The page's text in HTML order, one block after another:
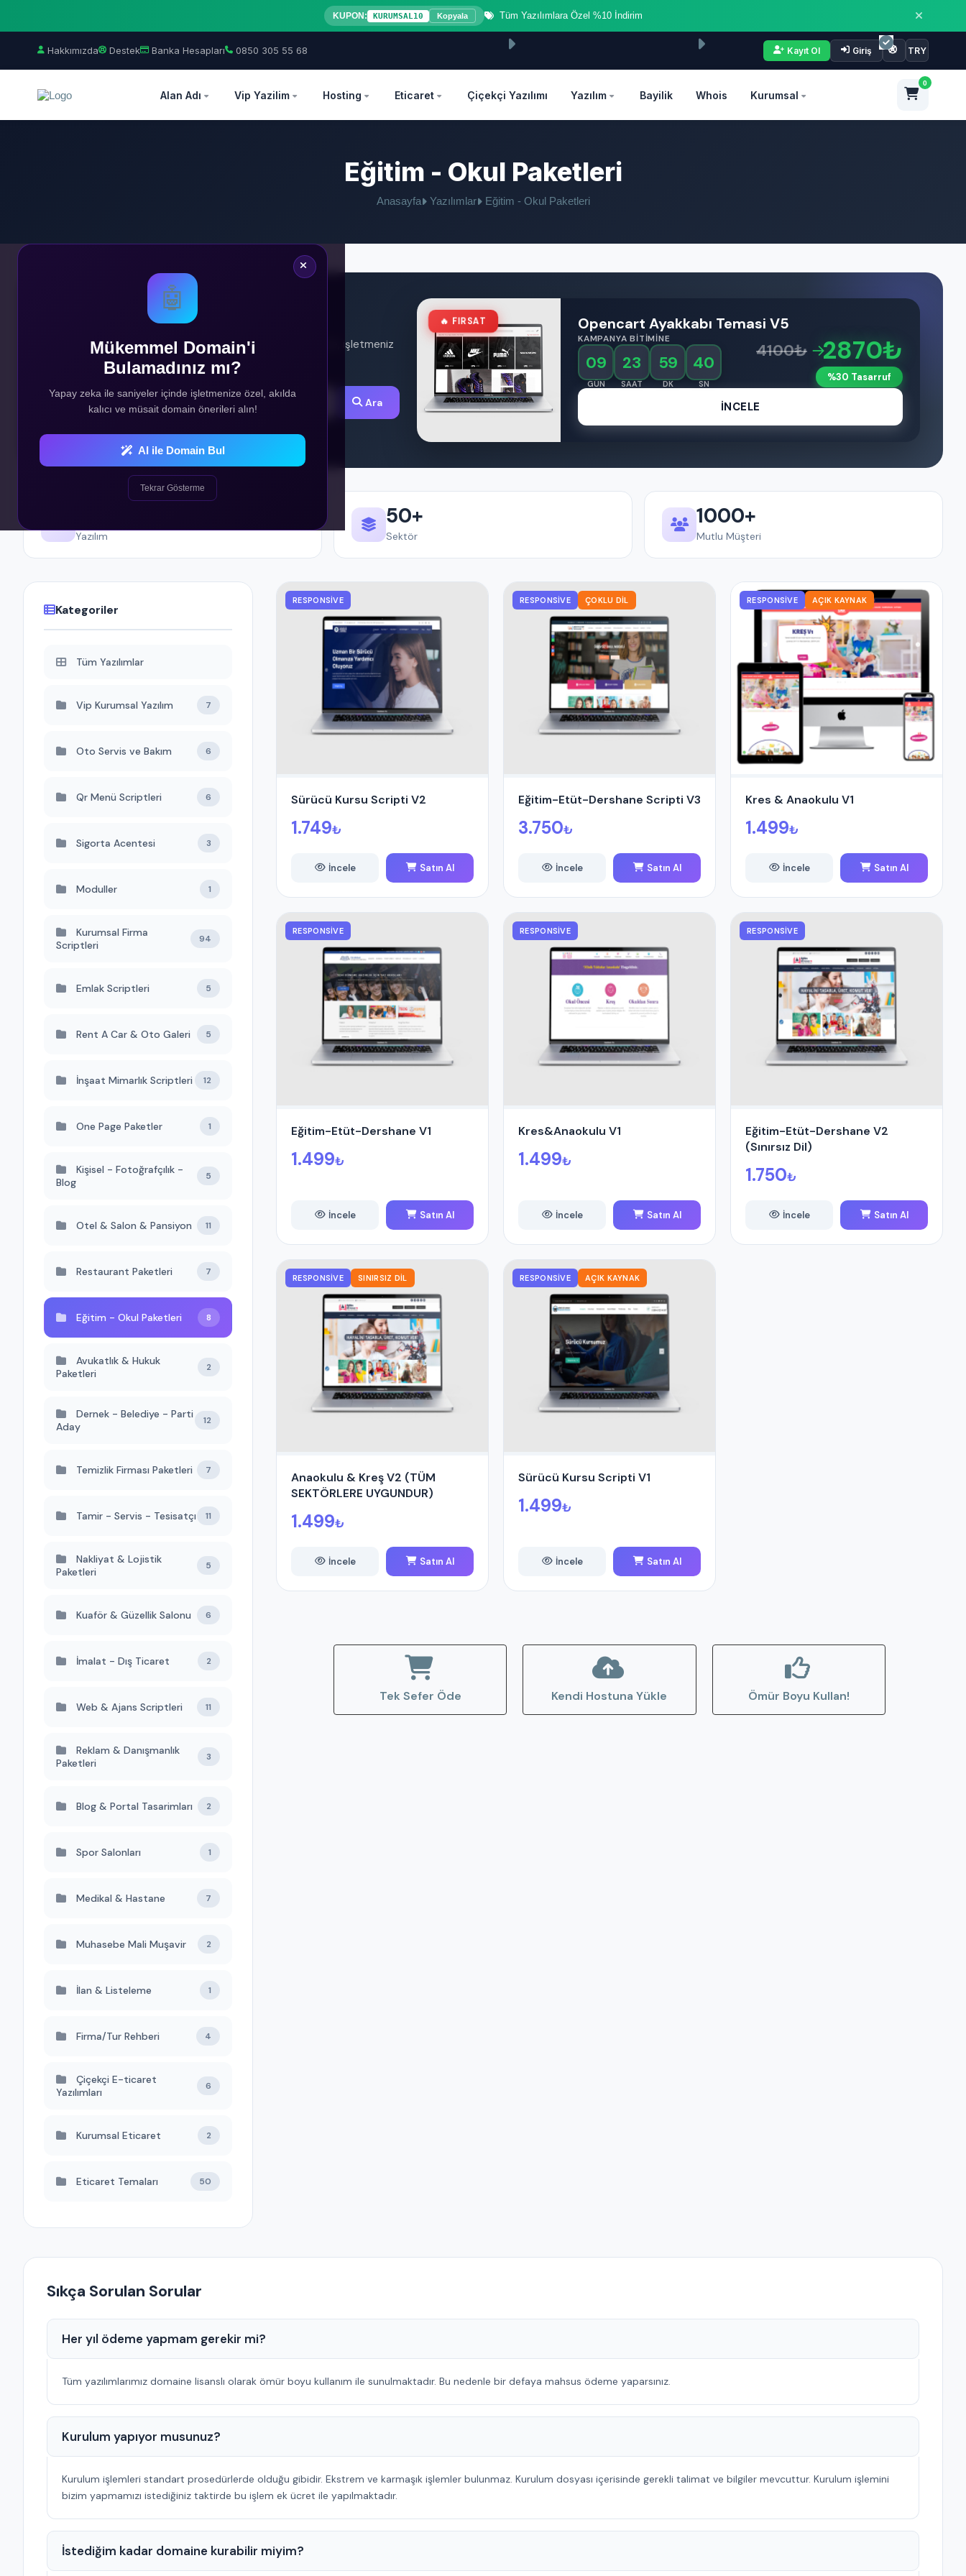
KUPON: KURUMSAL10 Kopyala Tüm Yazılımlara Özel %10 İndirim
Hakkımızda Destek Banka Hesapları 0850 305 55 68 Kayıt Ol Giriş TRY
Alan Adı Vip Yazilim Hosting Eticaret Çiçekçi Yazılımı Yazılım Bayilik Whois Kurumsal
0
Eğitim - Okul Paketleri
Anasayfa Yazılımlar Eğitim - Okul Paketleri
🤖
Mükemmel Domain'i
Bulamadınız mı?
Yapay zeka ile saniyeler içinde işletmenize özel, akılda
kalıcı ve müsait domain önerileri alın!
AI ile Domain Bul
Tekrar Gösterme
Hazır Yazılım Paketleri
Her sektör için özel ve uygun fiyatlı hazır site paketlerimizle, işletmeniz
için en doğru çözümü seçin.
Ara
🔥 FIRSAT Opencart Ayakkabı Temasi V5
KAMPANYA BITIMINE
09
GÜN
23
SAAT
59
DK
39
SN
4100₺ →2870₺
%30 Tasarruf
İNCELE
Yazılım
50+
Sektör
1000+
Mutlu Müşteri
Kategoriler
Tüm Yazılımlar
Vip Kurumsal Yazılım 7
Oto Servis ve Bakım 6
Qr Menü Scriptleri 6
Sigorta Acentesi 3
Moduller 1
Kurumsal Firma
Scriptleri
94
Emlak Scriptleri 5
Rent A Car & Oto Galeri 5
İnşaat Mimarlık Scriptleri 12
One Page Paketler 1
Kişisel - Fotoğrafçılık -
Blog
5
Otel & Salon & Pansiyon 11
Restaurant Paketleri 7
Eğitim - Okul Paketleri 8
Avukatlık & Hukuk
Paketleri
2
Dernek - Belediye - Parti
Aday
12
Temizlik Firması Paketleri 7
Tamir - Servis - Tesisatçı 11
Nakliyat & Lojistik
Paketleri
5
Kuaför & Güzellik Salonu 6
İmalat - Dış Ticaret 2
Web & Ajans Scriptleri 11
Reklam & Danışmanlık
Paketleri
3
Blog & Portal Tasarimları 2
Spor Salonları 1
Medikal & Hastane 7
Muhasebe Mali Muşavir 2
İlan & Listeleme 1
Firma/Tur Rehberi 4
Çiçekçi E-ticaret
Yazılımları
6
Kurumsal Eticaret 2
Eticaret Temaları 50
RESPONSIVE
Sürücü Kursu Scripti V2
1.749₺
İncele Satın Al
RESPONSIVE ÇOKLU DIL
Eğitim-Etüt-Dershane Scripti V3
3.750₺
İncele Satın Al
RESPONSIVE AÇIK KAYNAK
Kres & Anaokulu V1
1.499₺
İncele Satın Al
RESPONSIVE
Eğitim-Etüt-Dershane V1
1.499₺
İncele Satın Al
RESPONSIVE
Kres&Anaokulu V1
1.499₺
İncele Satın Al
RESPONSIVE
Eğitim-Etüt-Dershane V2
(Sınırsız Dil)
1.750₺
İncele Satın Al
RESPONSIVE SINIRSIZ DIL
Anaokulu & Kreş V2 (TÜM
SEKTÖRLERE UYGUNDUR)
1.499₺
İncele Satın Al
RESPONSIVE AÇIK KAYNAK
Sürücü Kursu Scripti V1
1.499₺
İncele Satın Al
Tek Sefer Öde Kendi Hostuna Yükle Ömür Boyu Kullan!
Sıkça Sorulan Sorular
Her yıl ödeme yapmam gerekir mi?
Tüm yazılımlarımız domaine lisanslı olarak ömür boyu kullanım ile sunulmaktadır. Bu nedenle bir defaya mahsus ödeme yaparsınız.
Kurulum yapıyor musunuz?
Kurulum işlemleri standart prosedürlerde olduğu gibidir. Ekstrem ve karmaşık işlemler bulunmaz. Kurulum dosyası içerisinde gerekli talimat ve bilgiler mevcuttur. Kurulum işlemini
bizim yapmamızı istediğiniz taktirde bu işlem ek ücret ile yapılmaktadır.
İstediğim kadar domaine kurabilir miyim?